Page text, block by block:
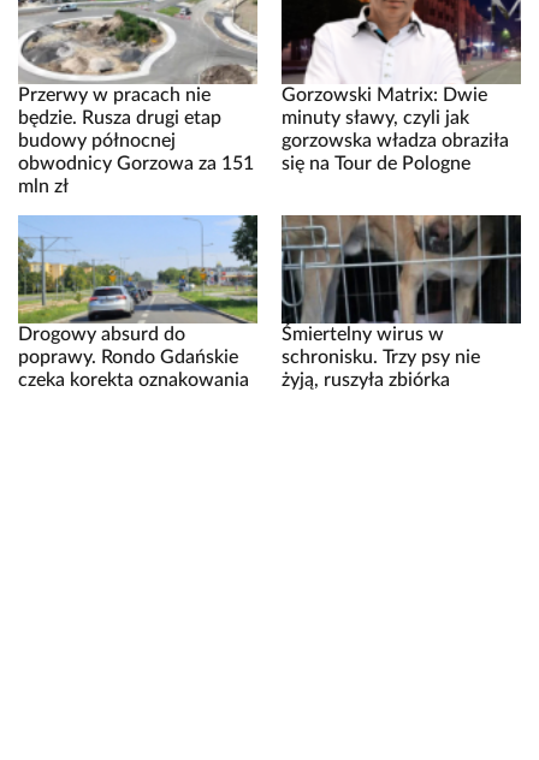
Przerwy w pracach nie
będzie. Rusza drugi etap
budowy północnej
obwodnicy Gorzowa za 151
mln zł
Gorzowski Matrix: Dwie
minuty sławy, czyli jak
gorzowska władza obraziła
się na Tour de Pologne
Drogowy absurd do
poprawy. Rondo Gdańskie
czeka korekta oznakowania
Śmiertelny wirus w
schronisku. Trzy psy nie
żyją, ruszyła zbiórka